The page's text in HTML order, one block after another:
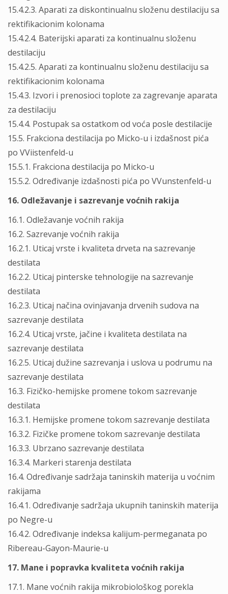
15.4.2.3. Aparati za diskontinualnu složenu destilaciju sa
rektifikacionim kolonama
15.4.2.4. Baterijski aparati za kontinualnu složenu
destilaciju
15.4.2.5. Aparati za kontinualnu složenu destilaciju sa
rektifikacionim kolonama
15.4.3. Izvori i prenosioci toplote za zagrevanje aparata
za destilaciju
15.4.4. Postupak sa ostatkom od voća posle destilacije
15.5. Frakciona destilacija po Micko-u i izdašnost pića
po VViistenfeld-u
15.5.1. Frakciona destilacija po Micko-u
15.5.2. Određivanje izdašnosti pića po VVunstenfeld-u
16. Odležavanje i sazrevanje voćnih rakija
16.1. Odležavanje voćnih rakija
16.2. Sazrevanje voćnih rakija
16.2.1. Uticaj vrste i kvaliteta drveta na sazrevanje
destilata
16.2.2. Uticaj pinterske tehnologije na sazrevanje
destilata
16.2.3. Uticaj načina ovinjavanja drvenih sudova na
sazrevanje destilata
16.2.4. Uticaj vrste, jačine i kvaliteta destilata na
sazrevanje destilata
16.2.5. Uticaj dužine sazrevanja i uslova u podrumu na
sazrevanje destilata
16.3. Fizičko-hemijske promene tokom sazrevanje
destilata
16.3.1. Hemijske promene tokom sazrevanje destilata
16.3.2. Fizičke promene tokom sazrevanje destilata
16.3.3. Ubrzano sazrevanje destilata
16.3.4. Markeri starenja destilata
16.4. Određivanje sadržaja taninskih materija u voćnim
rakijama
16.4.1. Određivanje sadržaja ukupnih taninskih materija
po Negre-u
16.4.2. Određivanje indeksa kalijum-permeganata po
Ribereau-Gayon-Maurie-u
17. Mane i popravka kvaliteta voćnih rakija
17.1. Mane voćnih rakija mikrobiološkog porekla